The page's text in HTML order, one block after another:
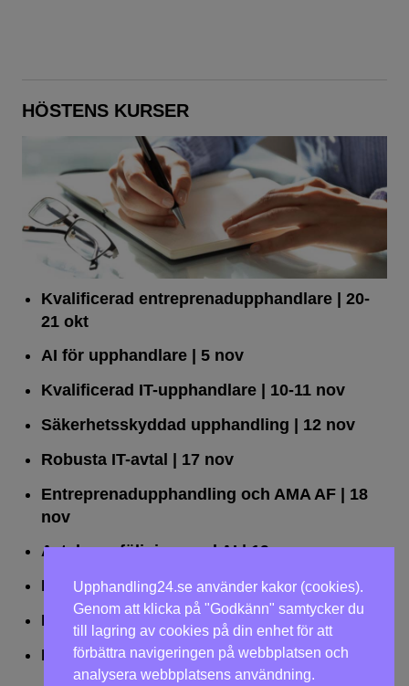
HÖSTENS KURSER
Kvalificerad entreprenad­upphandlare | 20-
21 okt
AI för upphandlare| 5 nov
Kvalificerad IT-upphandlare| 10-11 nov
Säkerhetsskyddad upphandling | 12 nov
Robusta IT-avtal | 17 nov
Entreprenadupphandling och AMA AF| 18
nov
Avtalsuppföljning med AI| 19 nov
Leda upphandlingar effektivt| 25 nov
Dialogförfaranden | 26 nov
LOU på två dagar| 2-3 dec
Upphandling24.se använder kakor (cookies).
Genom att klicka på "Godkänn" samtycker du
till lagring av cookies på din enhet för att
förbättra navigeringen på webbplatsen och
analysera webbplatsens användning.